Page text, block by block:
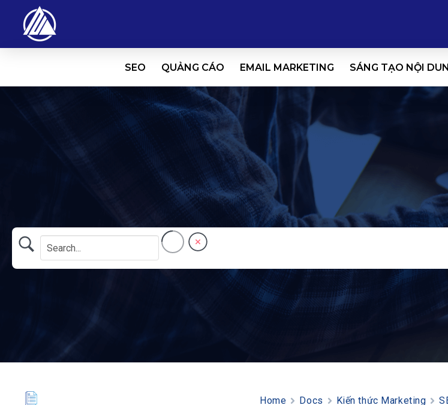
SEO QUẢNG CÁO EMAIL MARKETING SÁNG TẠO NỘI
Home Docs Kiến thức Marketing